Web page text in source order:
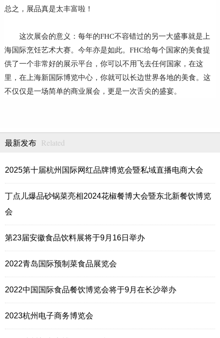
总之，展品真是太丰富啦！
这次展会的意义：每年的FHC不容错过的另一大盛事就是上
海国际烹饪艺术大赛。今年亦是如此。FHC给每个国家的美食提
供了一个非常好的展示平台，你可以不用飞去任何国家，在这
里，在上海新国际博览中心，你就可以长边世界各地的美食。这
不仅仅是一场简单的商业展会，更是一次舌尖的盛宴。
最新发布 Related
2025第十届杭州国际网红品牌博览会暨私域直播电商大会
丁点儿爆品砂锅菜亮相2024花椒餐博大会暨东北新餐饮博览
会
第23届安徽食品饮料展将于9月16日举办
2022青岛国际预制菜食品展览会
2022中国国际食品餐饮博览会将于9月在长沙举办
2023杭州电子商务博览会